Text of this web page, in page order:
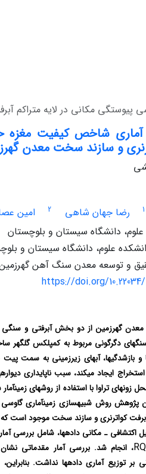
مکانی در لایه متراکم
شاخص کیفیت مغزه
و سازند سخت معدن
1 رضا جهان شاهی 2 امین
دانشگاه سیستان و بلوچستان
علوم، دانشگاه سیستان و
و توسعه معدن سنگ آهن
https://doi.org/10.22034/
معدن گهرزمین از دو بخش آبرفتی و سنگی
دگرگونی مربوط به کمپلکس
و بازشدگی‏ها، آب‏های زیرزمینی به سمت
ایجاد می‏کند، سبب ناپایداری
زون‏های تراوا با استفاده از روش‏های
آبرفت کواترنری و سازند سخت موجود
اکتشافی ـ مکانی‏ داده‏ها، شامل بررسی
، انجام ‏شد. بررسی آمار مقدماتی
بر توزیع آماری داده‏ها نداشت.